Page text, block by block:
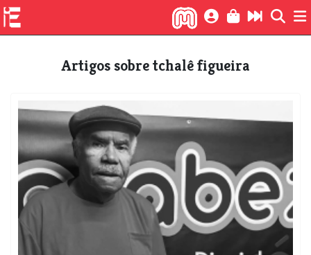
Artigos sobre tchalê figueira